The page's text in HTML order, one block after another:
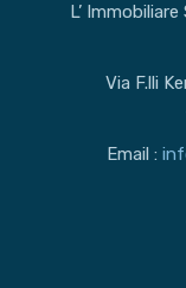
L’
Via F.lli
Email :